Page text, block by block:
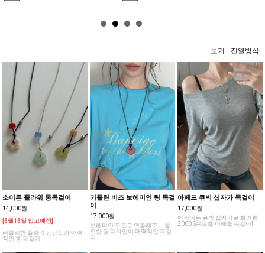
보기 진열방식
소이튼 플라워 롱목걸이
14,000원
[8월18일 입고예정]
러블리한 플라워 펜던트가 매력
적인 롱 목걸이!
키플린 비즈 보헤미안 링 목걸
이
17,000원
보헤미안 무드로 연출해주는 볼
드한 링 디자인이 매력적인 목걸
이 !
아페드 큐빅 십자가 목걸이
17,000원
반짝이는 큐빅 십자가로 화려한
2000'S무드를 더해줄 목걸이!